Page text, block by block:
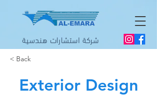
شركة استشارات هندسية
< Back
Exterior Design